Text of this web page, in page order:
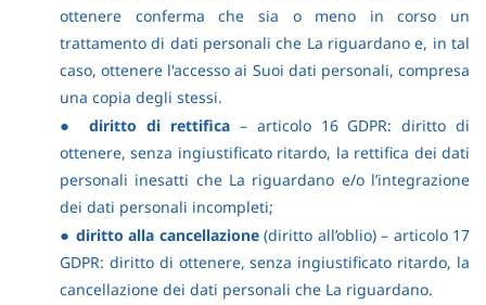
ottenere conferma che sia o meno in corso un
trattamento di dati personali che La riguardano e, in tal
caso, ottenere l'accesso ai Suoi dati personali, compresa
una copia degli stessi.
● diritto di rettifica – articolo 16 GDPR: diritto di
ottenere, senza ingiustificato ritardo, la rettifica dei dati
personali inesatti che La riguardano e/o l’integrazione
dei dati personali incompleti;
● diritto alla cancellazione(diritto all’oblio) – articolo 17
GDPR: diritto di ottenere, senza ingiustificato ritardo, la
cancellazione dei dati personali che La riguardano.